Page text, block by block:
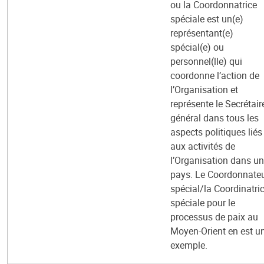
ou la Coordonnatrice
spéciale est un(e)
représentant(e)
spécial(e) ou
personnel(lle) qui
coordonne l’action de
l’Organisation et
représente le
général dans tous les
aspects politiques liés
aux activités de
l’Organisation dans un
pays. Le
spécial/la
spéciale pour le
processus de paix au
Moyen-Orient en est
exemple.